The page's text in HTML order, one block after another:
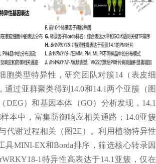
胞类型特异性，研究团队对簇14（表皮细
通过亚群聚类得到14.0和14.1两个亚簇（图
DEG）和基因本体（GO）分析发现，14.1
本中，富集防御响应相关通路；14.0亚簇
代谢过程相关（图2E）。利用植物特异性
具MINI-EX和Borda排序，筛选核心转录因
1特异性高表达于14.1亚簇，仅在